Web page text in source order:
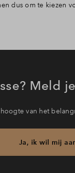
dus om te kiezen
Meld
van het
Ja, ik wil mij